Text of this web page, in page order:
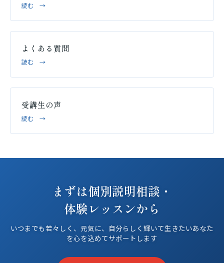
読む →
よくある質問
読む →
受講生の声
読む →
まずは個別説明相談・
体験レッスンから
いつまでも若々しく、元気に、自分らしく輝いて生きたいあなた
を心を込めてサポートします